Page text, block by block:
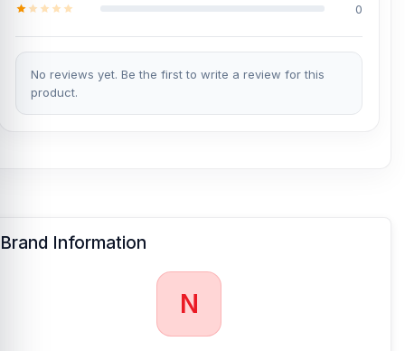
0
No reviews yet. Be the first to write a review for this
product.
Brand Information
N